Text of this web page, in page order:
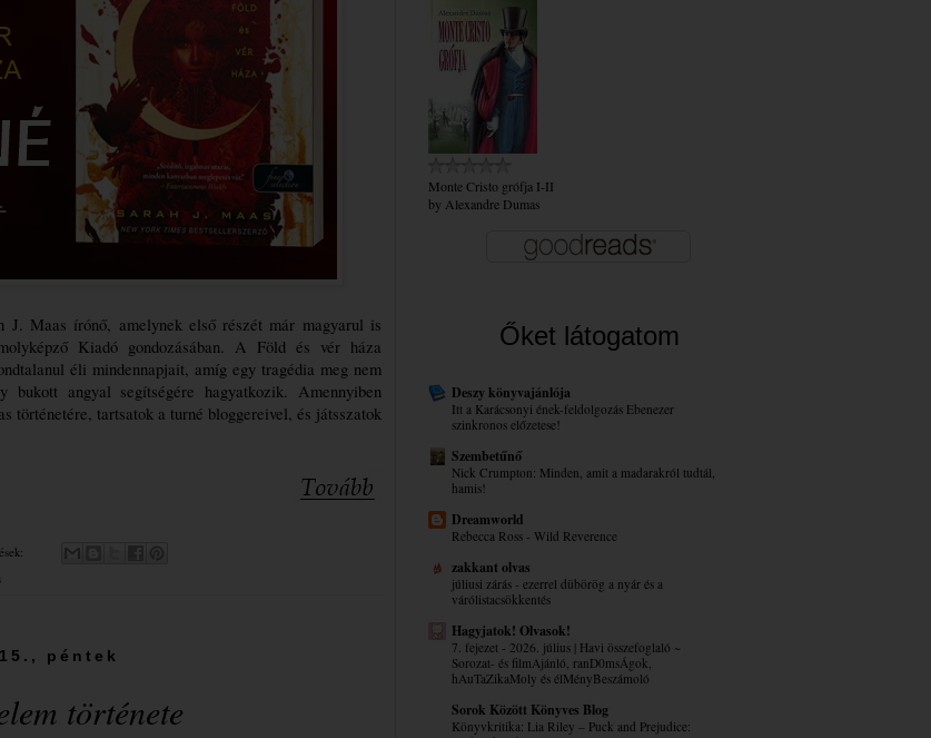
J. Maas írónő, amelynek első részét már magyarul is
Kiadó gondozásában. A Föld és vér háza
éli mindennapjait, amíg egy tragédia meg nem
angyal segítségére hagyatkozik. Amennyiben
történetére, tartsatok a turné bloggereivel, és játsszatok
péntek
története
Monte Cristo grófja I-II
by Alexandre Dumas
Őket látogatom
Deszy könyvajánlója
Itt a Karácsonyi ének-feldolgozás Ebenezer
szinkronos előzetese!
Szembetűnő
Nick Crumpton: Minden, amit a madarakról tudtál,
hamis!
Dreamworld
Rebecca Ross - Wild Reverence
zakkant olvas
júliusi zárás - ezerrel dübörög a nyár és a
várólistacsökkentés
Hagyjatok! Olvasok!
7. fejezet - 2026. július | Havi összefoglaló ~
Sorozat- és filmAjánló, ranD0msÁgok,
hAuTaZikaMoly és élMényBeszámoló
Sorok Között Könyves Blog
Könyvkritika: Lia Riley – Puck ​and Prejudice: